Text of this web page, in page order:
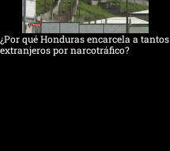
¿Por qué Honduras encarcela a tantos
extranjeros por narcotráfico?